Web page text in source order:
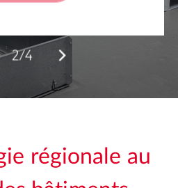
2/4
régionale au